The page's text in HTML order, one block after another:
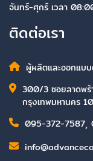
จันทร์-ศุกร์ เวลา
ติดต่อเรา
ผู้ผลิตและออกแบ
300/3 ซอยลาดพร้
กรุงเทพมหานคร
095-372-7587,